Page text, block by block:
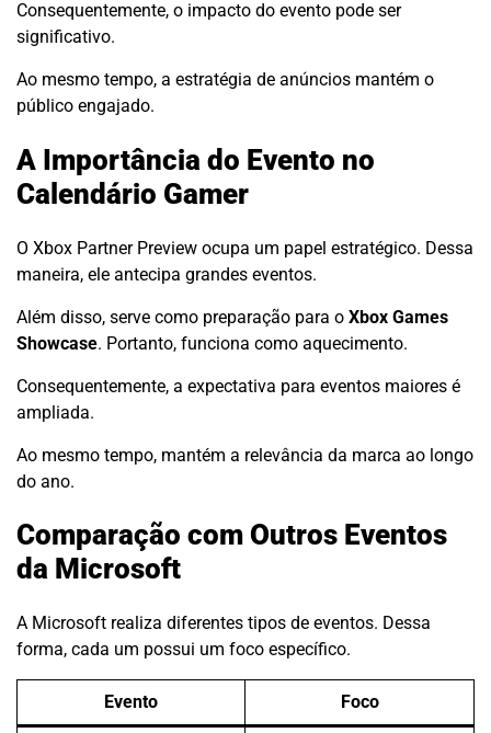
Consequentemente, o impacto do evento pode ser
significativo.
Ao mesmo tempo, a estratégia de anúncios mantém o
público engajado.
A Importância do Evento no
Calendário Gamer
O Xbox Partner Preview ocupa um papel estratégico. Dessa
maneira, ele antecipa grandes eventos.
Além disso, serve como preparação para o Xbox Games
Showcase. Portanto, funciona como aquecimento.
Consequentemente, a expectativa para eventos maiores é
ampliada.
Ao mesmo tempo, mantém a relevância da marca ao longo
do ano.
Comparação com Outros Eventos
da Microsoft
A Microsoft realiza diferentes tipos de eventos. Dessa
forma, cada um possui um foco específico.
Evento Foco